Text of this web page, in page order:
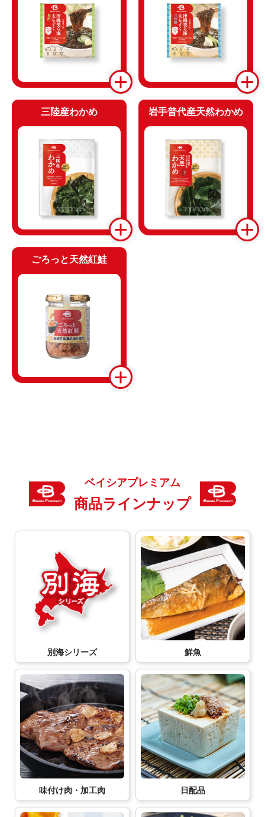
三陸産わかめ 岩手普代産天然わかめ
ごろっと天然紅鮭
ベイシアプレミアム
商品ラインナップ
別海シリーズ 鮮魚
味付け肉・加工肉 日配品